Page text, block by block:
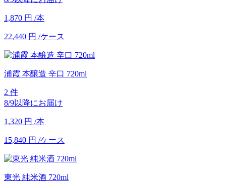
1,870 円 /本
22,440 円 /ケース
浦霞 本醸造 辛口 720ml
2 件
8/9以降にお届け
1,320 円 /本
15,840 円 /ケース
東光 純米酒 720ml